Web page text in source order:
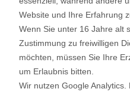
Impressum
Datenschutz
Website und Ihre Erfahrung
Wenn Sie unter 16 Jahre alt
Zustimmung zu freiwilligen
möchten, müssen Sie Ihre
um Erlaubnis bitten.
Wir nutzen Google Analytics.